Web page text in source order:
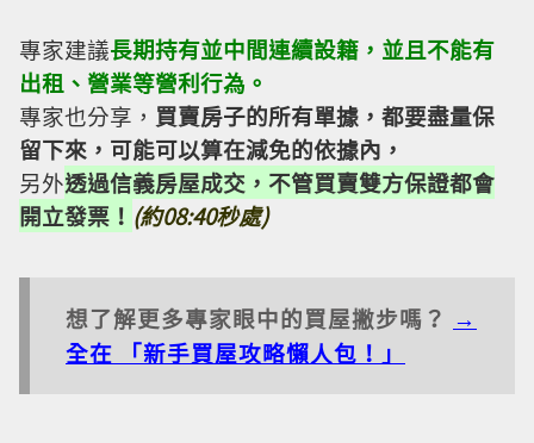
專家建議長期持有並中間連續設籍，並且不能有
出租、營業等營利行為。
專家也分享， 買賣房子的所有單據，都要盡量保
留下來，可能可以算在減免的依據內，
另外透過信義房屋成交，不管買賣雙方保證都會
開立發票！ (約08:40秒處)
想了解更多專家眼中的買屋撇步嗎？ →
全在 「新手買屋攻略懶人包！」